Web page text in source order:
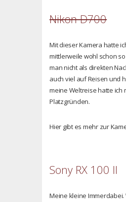
Nikon D700
Mit dieser Kamera hatte
mittlerweile wohl schon
man nicht als direkten
auch viel auf Reisen und
meine Weltreise hatte ich
Platzgründen.
Hier gibt es mehr zur
Sony RX 100 II
Meine kleine